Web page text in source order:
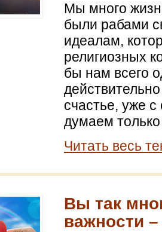
Мы много
были рабами
идеалам,
религиозных
бы нам всего
счастье, уже
думаем
Читать весь
Вы так
важности